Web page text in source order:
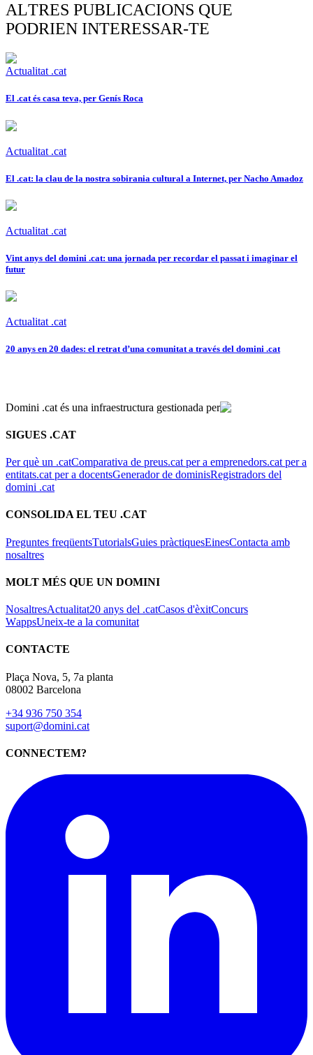
ALTRES PUBLICACIONS QUE
PODRIEN INTERESSAR-TE
Actualitat .cat
El .cat és casa teva, per Genís Roca
Actualitat .cat
El .cat: la clau de la nostra sobirania cultural a Internet, per Nacho Amadoz
Actualitat .cat
Vint anys del domini .cat: una jornada per recordar el passat i imaginar el
futur
Actualitat .cat
20 anys en 20 dades: el retrat d’una comunitat a través del domini .cat
Domini .cat és una infraestructura gestionada per
SIGUES .CAT
Per què un .catComparativa de preus.cat per a emprenedors.cat per a
entitats.cat per a docentsGenerador de dominisRegistradors del
domini .cat
CONSOLIDA EL TEU .CAT
Preguntes freqüentsTutorialsGuies pràctiquesEinesContacta amb
nosaltres
MOLT MÉS QUE UN DOMINI
NosaltresActualitat20 anys del .catCasos d'èxitConcurs
WappsUneix-te a la comunitat
CONTACTE
Plaça Nova, 5, 7a planta
08002 Barcelona
+34 936 750 354
suport@domini.cat
CONNECTEM?